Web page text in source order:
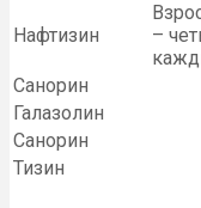
Нафтизин
–
Санорин
Галазолин
Санорин
Тизин